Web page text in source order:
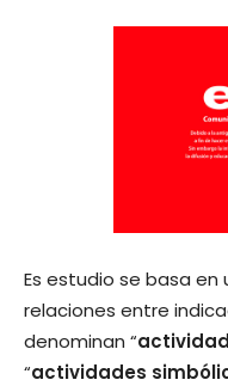
Es estudio se basa
relaciones entre
denominan “
“actividades